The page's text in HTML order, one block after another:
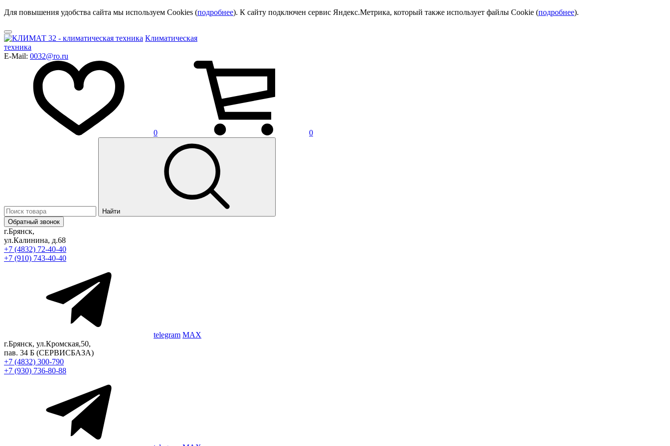
Для повышения удобства сайта мы используем Cookies (подробнее). К сайту подключен сервис Яндекс.Метрика, который также использует файлы Cookie (подробнее).
Климатическая
техника
E-Mail: 0032@ro.ru
0 0
Найти
Обратный звонок
г.Брянск,
ул.Калинина, д.68
+7 (4832) 72-40-40
+7 (910) 743-40-40
telegram MAX
г.Брянск, ул.Кромская,50,
пав. 34 Б (СЕРВИСБАЗА)
+7 (4832) 300-790
+7 (930) 736-80-88